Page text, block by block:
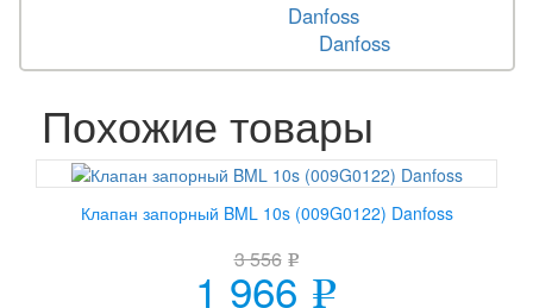
Danfoss
Danfoss
Похожие товары
Клапан запорный BML 10s (009G0122) Danfoss
3 556 e
1 966 e